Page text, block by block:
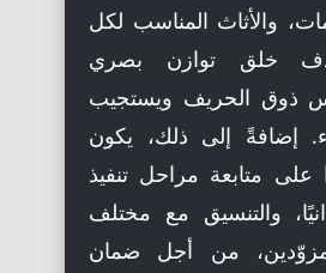
والأثاث المناسب لكل
خلق توازن بصري
ذوق الحريف ويستجيب
إضافةً إلى ذلك، يكون
على متابعة مراحل تنفيذ
والتنسيق مع مختلف
من أجل ضمان